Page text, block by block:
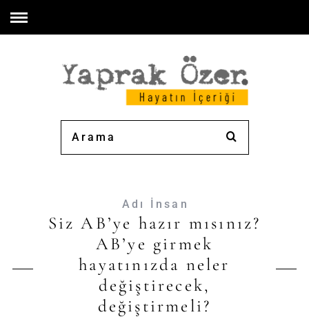
Adı İnsan
Siz AB’ye hazır mısınız?
AB’ye girmek
hayatınızda neler
değiştirecek,
değiştirmeli?